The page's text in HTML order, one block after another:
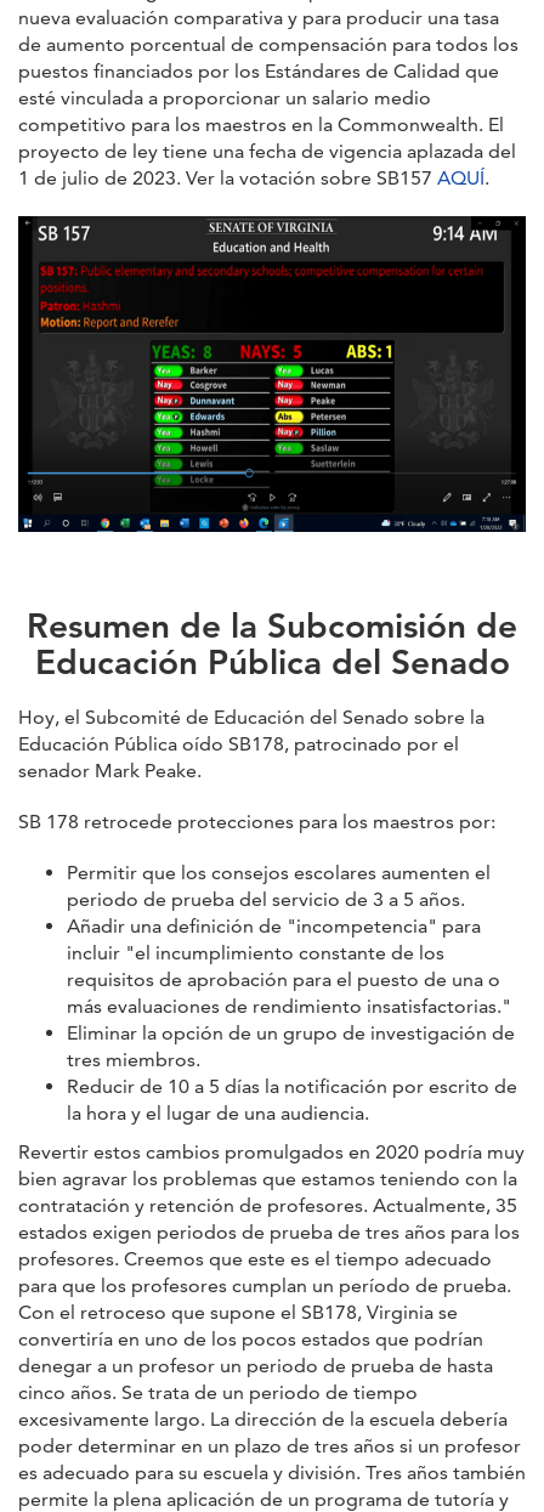
nueva evaluación comparativa y para producir una tasa
de aumento porcentual de compensación para todos los
puestos financiados por los Estándares de Calidad que
esté vinculada a proporcionar un salario medio
competitivo para los maestros en la Commonwealth. El
proyecto de ley tiene una fecha de vigencia aplazada del
1 de julio de 2023. Ver la votación sobre SB157 AQUÍ.
Resumen de la Subcomisión de
Educación Pública del Senado
Hoy, el Subcomité de Educación del Senado sobre la
Educación Pública oído SB178, patrocinado por el
senador Mark Peake.
SB 178 retrocede protecciones para los maestros por:
Permitir que los consejos escolares aumenten el
periodo de prueba del servicio de 3 a 5 años.
Añadir una definición de "incompetencia" para
incluir "el incumplimiento constante de los
requisitos de aprobación para el puesto de una o
más evaluaciones de rendimiento insatisfactorias."
Eliminar la opción de un grupo de investigación de
tres miembros.
Reducir de 10 a 5 días la notificación por escrito de
la hora y el lugar de una audiencia.
Revertir estos cambios promulgados en 2020 podría muy
bien agravar los problemas que estamos teniendo con la
contratación y retención de profesores. Actualmente, 35
estados exigen periodos de prueba de tres años para los
profesores. Creemos que este es el tiempo adecuado
para que los profesores cumplan un período de prueba.
Con el retroceso que supone el SB178, Virginia se
convertiría en uno de los pocos estados que podrían
denegar a un profesor un periodo de prueba de hasta
cinco años. Se trata de un periodo de tiempo
excesivamente largo. La dirección de la escuela debería
poder determinar en un plazo de tres años si un profesor
es adecuado para su escuela y división. Tres años también
permite la plena aplicación de un programa de tutoría y